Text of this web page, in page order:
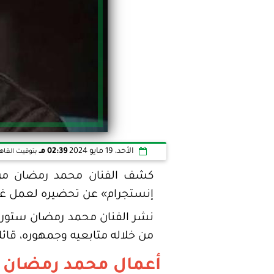
الأحد، 19 مايو 2024 02:39 مـ بتوقيت
كشف الفنان محمد رمضان
إنستجرام» عن تحضيره لعمل
نشر الفنان محمد رمضان
من خلاله متابعيه وجمهوره،
أعمال محمد رمضان